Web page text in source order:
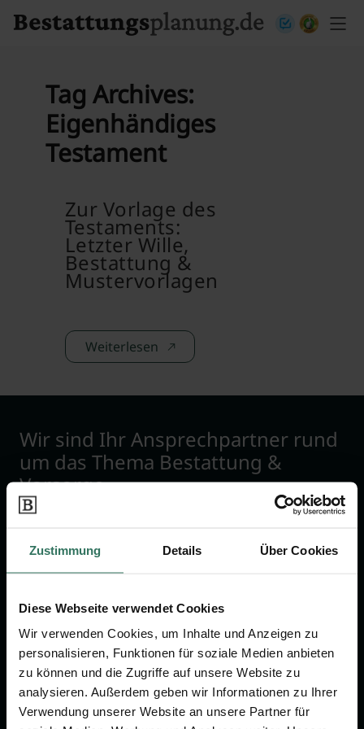
Zustimmung Details Über Cookies
Diese Webseite verwendet Cookies
Wir verwenden Cookies, um Inhalte und Anzeigen zu
personalisieren, Funktionen für soziale Medien anbieten
zu können und die Zugriffe auf unsere Website zu
analysieren. Außerdem geben wir Informationen zu Ihrer
Verwendung unserer Website an unsere Partner für
Tag Archives:
Eigenhändiges
Testament
Zur Vorlage des
Testaments:
Letzter Wille,
Bestattung &
Mustervorlagen
Weiterlesen
Wir sind Ihr Ansprechpartner rund
um das Thema Bestattung &
Vorsorge.
Vergleich
Ratgeber
Verzeichnis
Wissenswertes
Online-Portal
Kostenlos registrieren